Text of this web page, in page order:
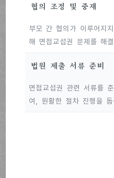
협의 조정 및 중재
부모 간 협의가 이루어지
해 면접교섭권 문제를 해
법원 제출 서류 준비
면접교섭권 관련 서류를
여, 원활한 절차 진행을 돕